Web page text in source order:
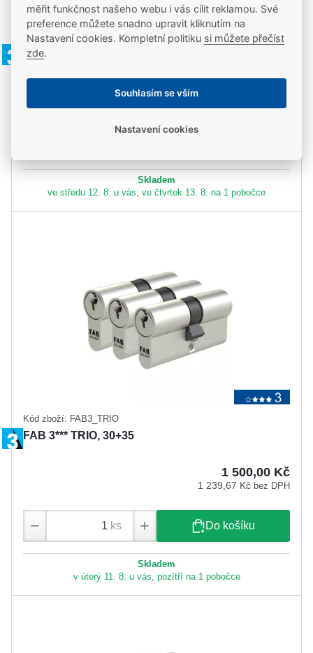
Kód zboží: FAB3P_DUO
FAB 3*** PROFI DUO, 30+35
Skladem
ve středu 12. 8. u vás, ve čtvrtek 13. 8. na 1 pobočce
Kód zboží: FAB3_TRIO
FAB 3*** TRIO, 30+35
1 500,00 Kč
1 239,67 Kč bez DPH
ks Do košíku
Skladem
v úterý 11. 8. u vás, pozítří na 1 pobočce
měřit funkčnost našeho webu i vás cílit reklamou. Své
preference můžete snadno upravit kliknutím na
Nastavení cookies. Kompletní politiku si můžete přečíst
zde.
Souhlasím se vším
Nastavení cookies